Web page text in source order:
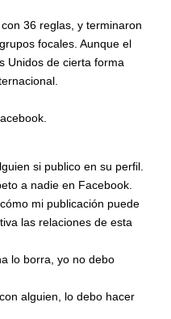
36 reglas, y terminaron
focales. Aunque el
Unidos de cierta forma
si publico en su perfil.
a nadie en Facebook.
mi publicación puede
las relaciones de esta
lo borra, yo no debo
alguien, lo debo hacer